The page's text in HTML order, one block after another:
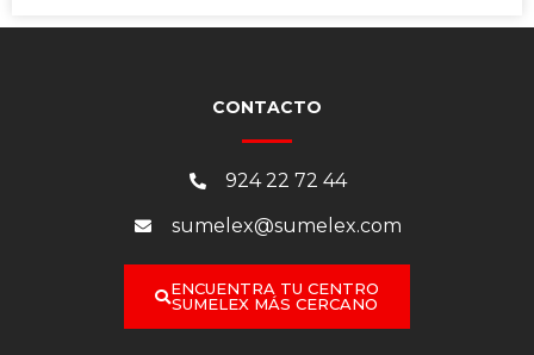
CONTACTO
924 22 72 44
sumelex@sumelex.com
ENCUENTRA TU CENTRO
SUMELEX MÁS CERCANO